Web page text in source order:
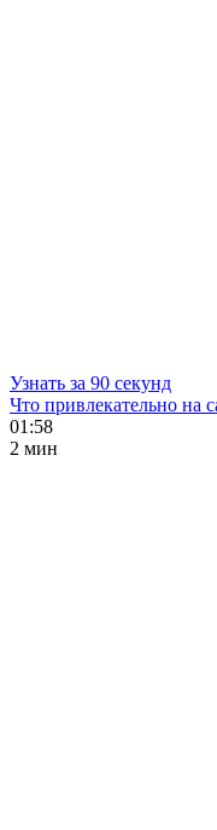
Узнать за 90 секунд
Что привлекательно на
01:58
2 мин